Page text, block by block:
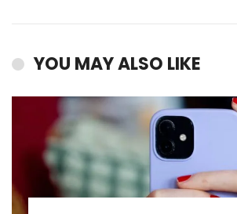
YOU MAY ALSO LIKE